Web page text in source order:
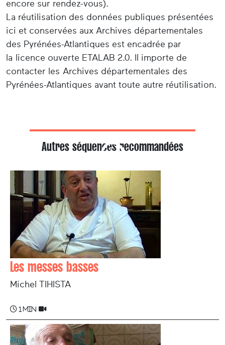
encore sur rendez-vous).
La réutilisation des données publiques présentées
ici et conservées aux Archives départementales
des Pyrénées-Atlantiques est encadrée par
la licence ouverte ETALAB 2.0. Il importe de
contacter les Archives départementales des
Pyrénées-Atlantiques avant toute autre réutilisation.
Autres séquences recommandées
Les messes basses
Michel TIHISTA
1 min